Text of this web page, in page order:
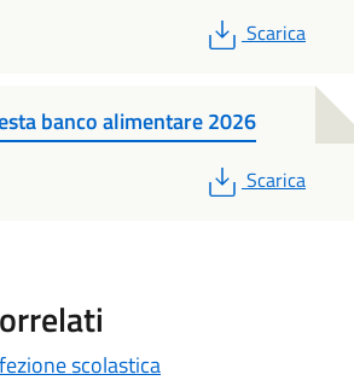
PDF
Scarica
banco alimentare 2026
PDF
Scarica
scolastica